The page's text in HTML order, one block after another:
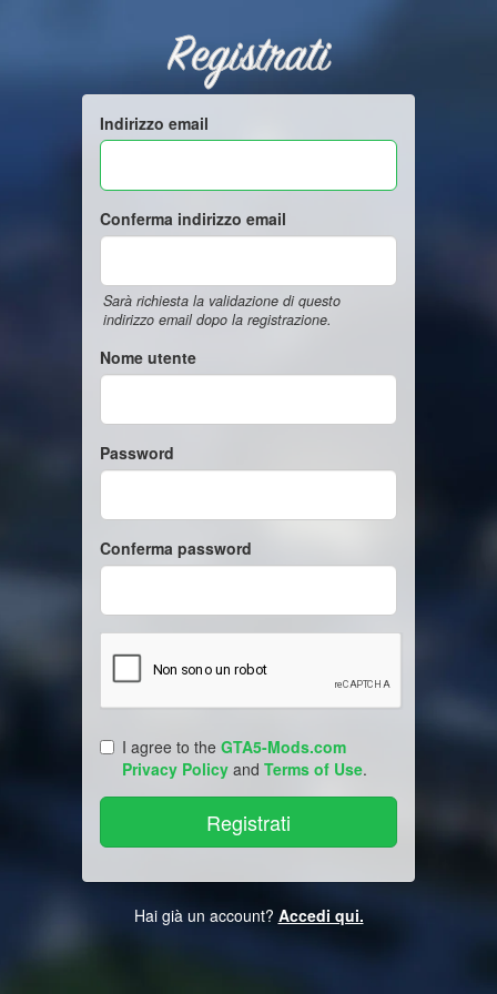
Registrati
Indirizzo email
Conferma indirizzo email
Sarà richiesta la validazione di questo
indirizzo email dopo la registrazione.
Nome utente
Password
Conferma password
I agree to the GTA5-Mods.com
Privacy Policy and Terms of Use.
Hai già un account? Accedi qui.